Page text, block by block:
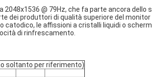
@ 79Hz, che fa parte ancora
dei produttori di qualità superiore del monitor
le affissioni a cristalli liquidi o
di rinfrescamento.
soltanto per riferimento)